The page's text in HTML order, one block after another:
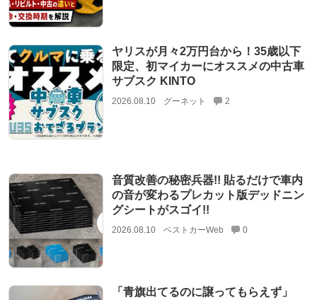
ヤリスが月々2万円台から！35歳以下
限定、初マイカーにオススメの中古車
サブスク KINTO
2026.08.10 グーネット 2
音質改善の秘密兵器!! 貼るだけで車内
の音が変わるプレカット版デッドニン
グシートがスゴイ!!
2026.08.10 ベストカーWeb 0
「青旗出てるのに譲ってもらえず」